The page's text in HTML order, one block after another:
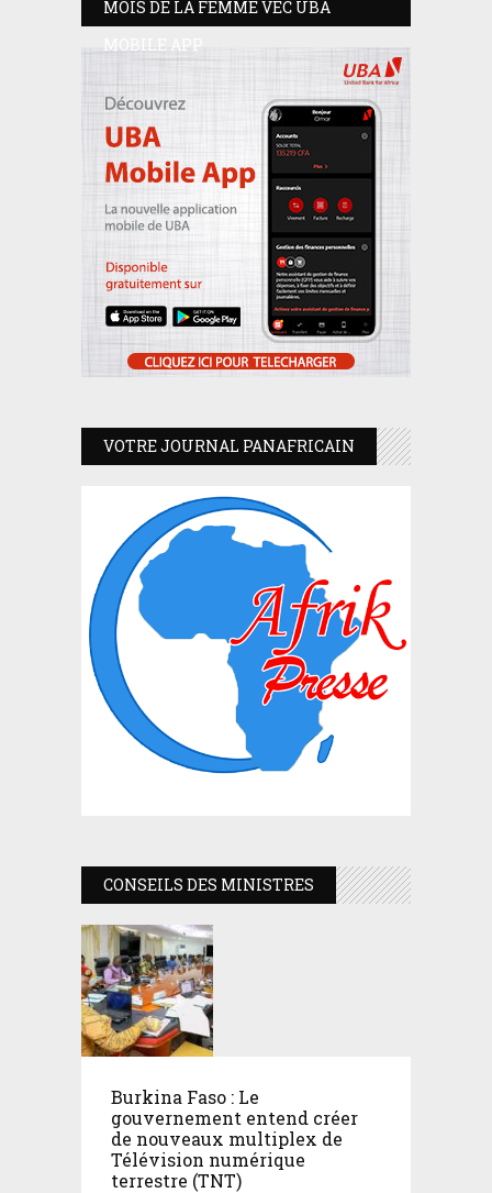
MOIS DE LA FEMME VEC UBA
MOBILE APP
VOTRE JOURNAL PANAFRICAIN
CONSEILS DES MINISTRES
Burkina Faso : Le
gouvernement entend créer
de nouveaux multiplex de
Télévision numérique
terrestre (TNT)